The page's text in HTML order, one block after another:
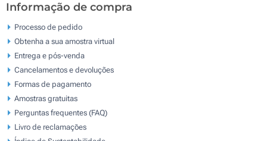
Informação de compra
Processo de pedido
Obtenha a sua amostra virtual
Entrega e pós-venda
Cancelamentos e devoluções
Formas de pagamento
Amostras gratuitas
Perguntas frequentes (FAQ)
Livro de reclamaçōes